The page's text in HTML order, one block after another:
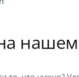
нашем